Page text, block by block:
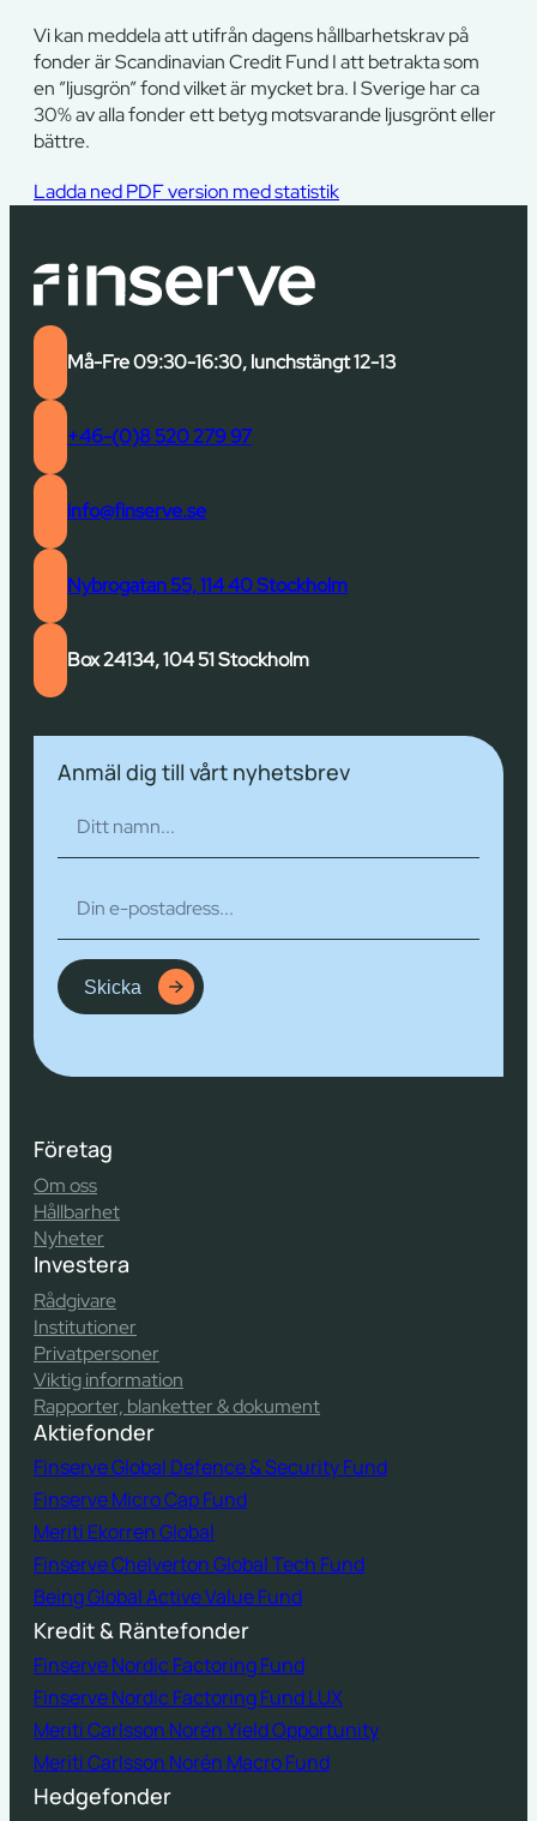
Vi kan meddela att utifrån dagens hållbarhetskrav på
fonder är Scandinavian Credit Fund I att betrakta som
en ”ljusgrön” fond vilket är mycket bra. I Sverige har ca
30% av alla fonder ett betyg motsvarande ljusgrönt eller
bättre.
Ladda ned PDF version med statistik
Må-Fre 09:30-16:30, lunchstängt 12-13
+46-(0)8 520 279 97
info@finserve.se
Nybrogatan 55, 114 40 Stockholm
Box 24134, 104 51 Stockholm
Anmäl dig till vårt nyhetsbrev
Skicka
Företag
Om oss
Hållbarhet
Nyheter
Investera
Rådgivare
Institutioner
Privatpersoner
Viktig information
Rapporter, blanketter & dokument
Aktiefonder
Finserve Global Defence & Security Fund
Finserve Micro Cap Fund
Meriti Ekorren Global
Finserve Chelverton Global Tech Fund
Being Global Active Value Fund
Kredit & Räntefonder
Finserve Nordic Factoring Fund
Finserve Nordic Factoring Fund LUX
Meriti Carlsson Norén Yield Opportunity
Meriti Carlsson Norén Macro Fund
Hedgefonder